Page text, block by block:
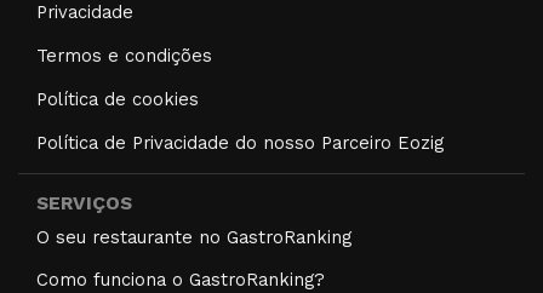
Privacidade
Termos e condições
Política de cookies
Política de Privacidade do nosso Parceiro Eozig
SERVIÇOS
O seu restaurante no GastroRanking
Como funciona o GastroRanking?